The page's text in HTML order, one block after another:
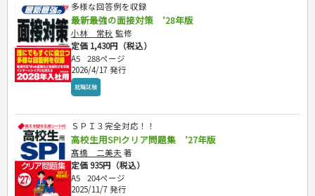
多様な回答例を収録
最新最強の面接対策 ’28年版
小林 常秋 監修
定価 1,430円（税込）
A5
288ページ
2026/4/17 発行
就職試験
ＳＰＩ３完全対応！！
高校生用SPIクリア問題集 ’27年版
髙橋 二美夫 著
定価 935円（税込）
A5
204ページ
2025/11/7 発行